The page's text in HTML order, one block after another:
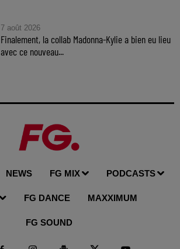
7 août 2026
Finalement, la collab Madonna-Kylie a bien eu lieu
avec ce nouveau...
NEWS FG MIX PODCASTS
FG DANCE MAXXIMUM
FG SOUND